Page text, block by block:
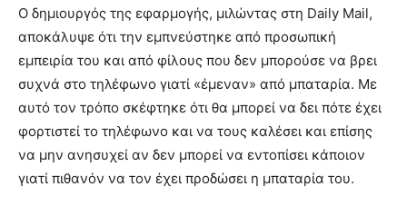
Ο δημιουργός της εφαρμογής, μιλώντας στη Daily Mail,
αποκάλυψε ότι την εμπνεύστηκε από προσωπική
εμπειρία του και από φίλους που δεν μπορούσε να βρει
συχνά στο τηλέφωνο γιατί «έμεναν» από μπαταρία. Με
αυτό τον τρόπο σκέφτηκε ότι θα μπορεί να δει πότε έχει
φορτιστεί το τηλέφωνο και να τους καλέσει και επίσης
να μην ανησυχεί αν δεν μπορεί να εντοπίσει κάποιον
γιατί πιθανόν να τον έχει προδώσει η μπαταρία του.